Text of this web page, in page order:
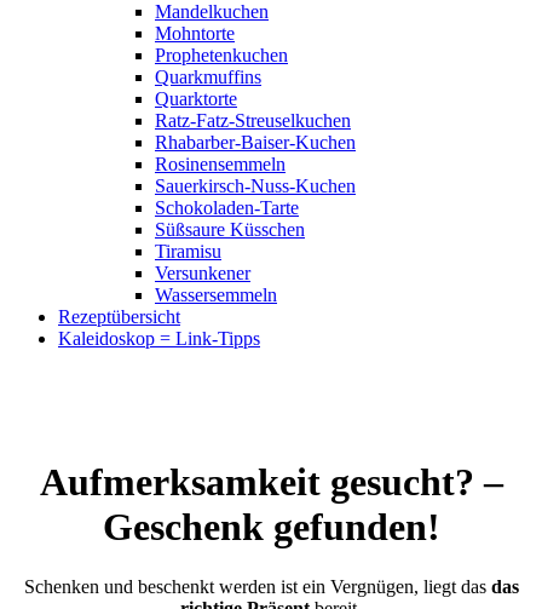
Mandelkuchen
Mohntorte
Prophetenkuchen
Quarkmuffins
Quarktorte
Ratz-Fatz-Streuselkuchen
Rhabarber-Baiser-Kuchen
Rosinensemmeln
Sauerkirsch-Nuss-Kuchen
Schokoladen-Tarte
Süßsaure Küsschen
Tiramisu
Versunkener
Wassersemmeln
Rezeptübersicht
Kaleidoskop = Link-Tipps
Aufmerksamkeit gesucht? –
Geschenk gefunden!
Schenken und beschenkt werden ist ein Vergnügen, liegt das das